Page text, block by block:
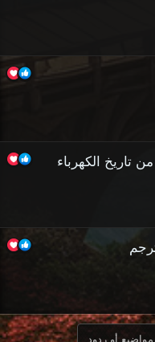
تاريخ الكهرباء
أو ردود